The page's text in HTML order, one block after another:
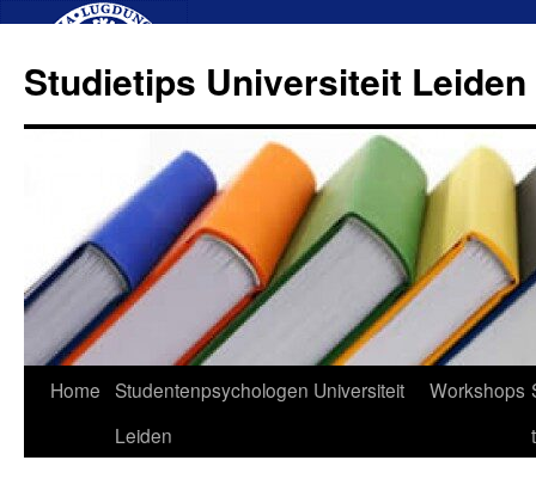
Studietips Universiteit Leiden
Skip
Home Studentenpsychologen Universiteit
Leiden
Workshops